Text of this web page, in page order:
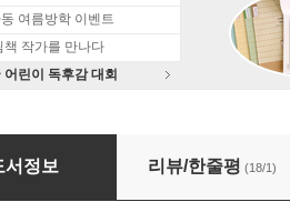
여름방학 이벤트
책 작가를 만나다
린이 독후감 대회
란다에 방울토마토가 자라요
서정보 리뷰/한줄평 (18/1)